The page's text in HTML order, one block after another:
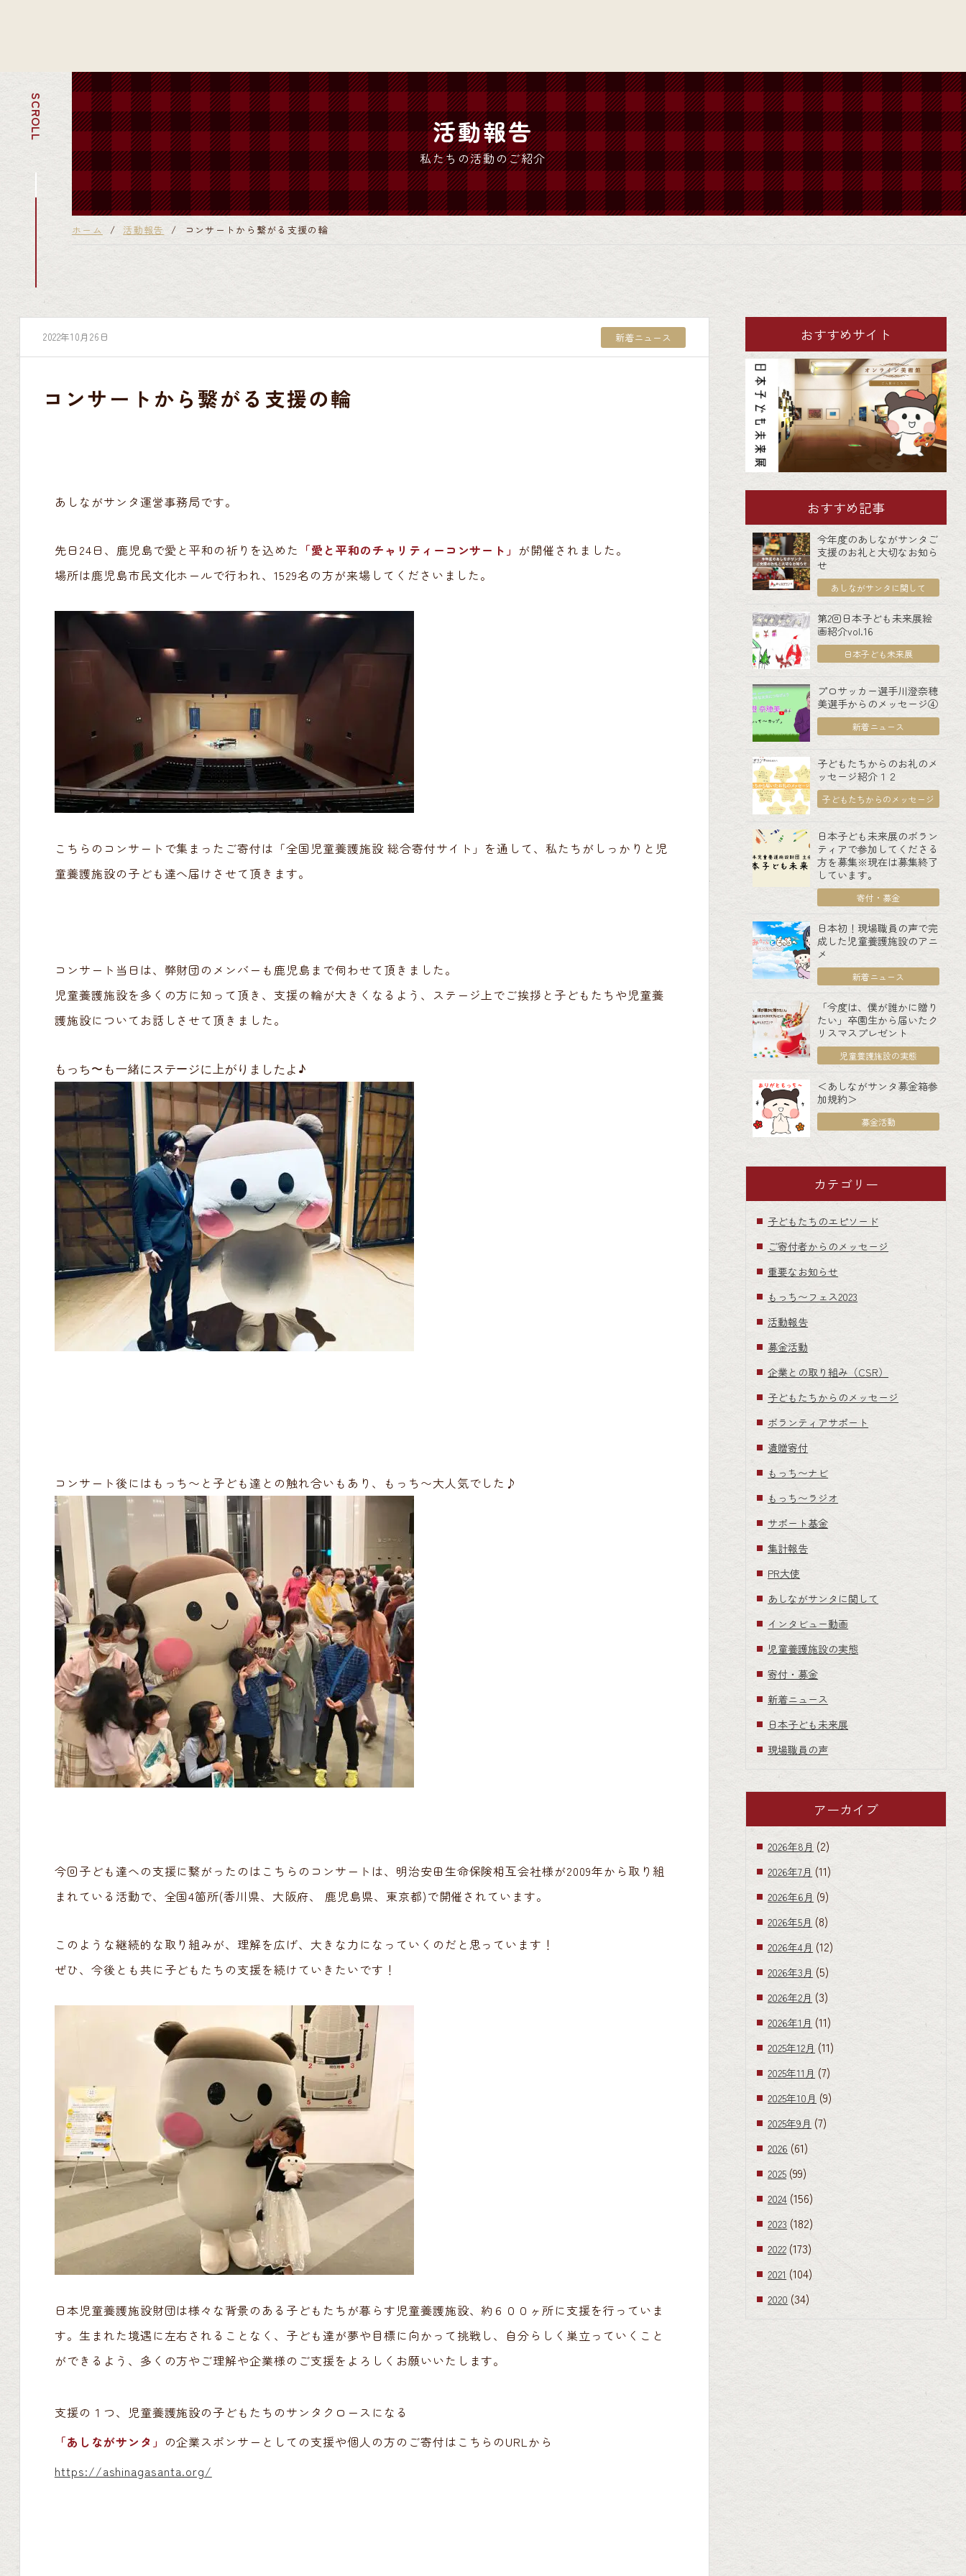
SCROLL 活動報告
私たちの活動のご紹介
ホーム 活動報告 コンサートから繋がる支援の輪
2022年10月26日 新着ニュース
コンサートから繋がる支援の輪
あしながサンタ運営事務局です。
先日24日、鹿児島で愛と平和の祈りを込めた 「愛と平和のチャリティーコンサート」 が開催されました。
場所は鹿児島市民文化ホールで行われ、1529名の方が来場してくださいました。
こちらのコンサートで集まったご寄付は「全国児童養護施設 総合寄付サイト」を通して、私たちがしっかりと児
童養護施設の子ども達へ届けさせて頂きます。
コンサート当日は、弊財団のメンバーも鹿児島まで伺わせて頂きました。
児童養護施設を多くの方に知って頂き、支援の輪が大きくなるよう、ステージ上でご挨拶と子どもたちや児童養
護施設についてお話しさせて頂きました。
もっち〜も一緒にステージに上がりましたよ♪
コンサート後にはもっち〜と子ども達との触れ合いもあり、もっち〜大人気でした♪
今回子ども達への支援に繋がったのはこちらのコンサートは、明治安田生命保険相互会社様が2009年から取り組
まれている活動で、全国4箇所(香川県、大阪府、 鹿児島県、東京都)で開催されています。
このような継続的な取り組みが、理解を広げ、大きな力になっていくのだと思っています！
ぜひ、今後とも共に子どもたちの支援を続けていきたいです！
日本児童養護施設財団は様々な背景のある子どもたちが暮らす児童養護施設、約６００ヶ所に支援を行っていま
す。生まれた境遇に左右されることなく、子ども達が夢や目標に向かって挑戦し、自分らしく巣立っていくこと
ができるよう、多くの方やご理解や企業様のご支援をよろしくお願いいたします。
支援の１つ、児童養護施設の子どもたちのサンタクロースになる
「あしながサンタ」 の企業スポンサーとしての支援や個人の方のご寄付はこちらのURLから
https://ashinagasanta.org/
おすすめサイト
おすすめ記事
今年度のあしながサンタご
支援のお礼と大切なお知ら
せ
あしながサンタに関して
第2回日本子ども未来展絵
画紹介vol.16
日本子ども未来展
プロサッカー選手川澄奈穂
美選手からのメッセージ④
新着ニュース
子どもたちからのお礼のメ
ッセージ紹介１２
子どもたちからのメッセージ
日本子ども未来展のボラン
ティアで参加してくださる
方を募集※現在は募集終了
しています。
寄付・募金
日本初！現場職員の声で完
成した児童養護施設のアニ
メ
新着ニュース
「今度は、僕が誰かに贈り
たい」卒園生から届いたク
リスマスプレゼント
児童養護施設の実態
＜あしながサンタ募金箱参
加規約＞
募金活動
カテゴリー
子どもたちのエピソード
ご寄付者からのメッセージ
重要なお知らせ
もっち〜フェス2023
活動報告
募金活動
企業との取り組み（CSR）
子どもたちからのメッセージ
ボランティアサポート
遺贈寄付
もっち〜ナビ
もっち〜ラジオ
サポート基金
集計報告
PR大使
あしながサンタに関して
インタビュー動画
児童養護施設の実態
寄付・募金
新着ニュース
日本子ども未来展
現場職員の声
アーカイブ
2026年8月 (2)
2026年7月 (11)
2026年6月 (9)
2026年5月 (8)
2026年4月 (12)
2026年3月 (5)
2026年2月 (3)
2026年1月 (11)
2025年12月 (11)
2025年11月 (7)
2025年10月 (9)
2025年9月 (7)
2026 (61)
2025 (99)
2024 (156)
2023 (182)
2022 (173)
2021 (104)
2020 (34)